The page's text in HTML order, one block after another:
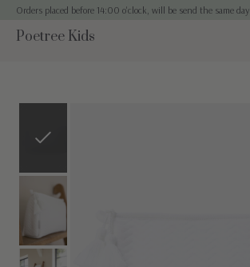
Orders placed before 14:00 o'clock, will be send the same day
Poetree Kids